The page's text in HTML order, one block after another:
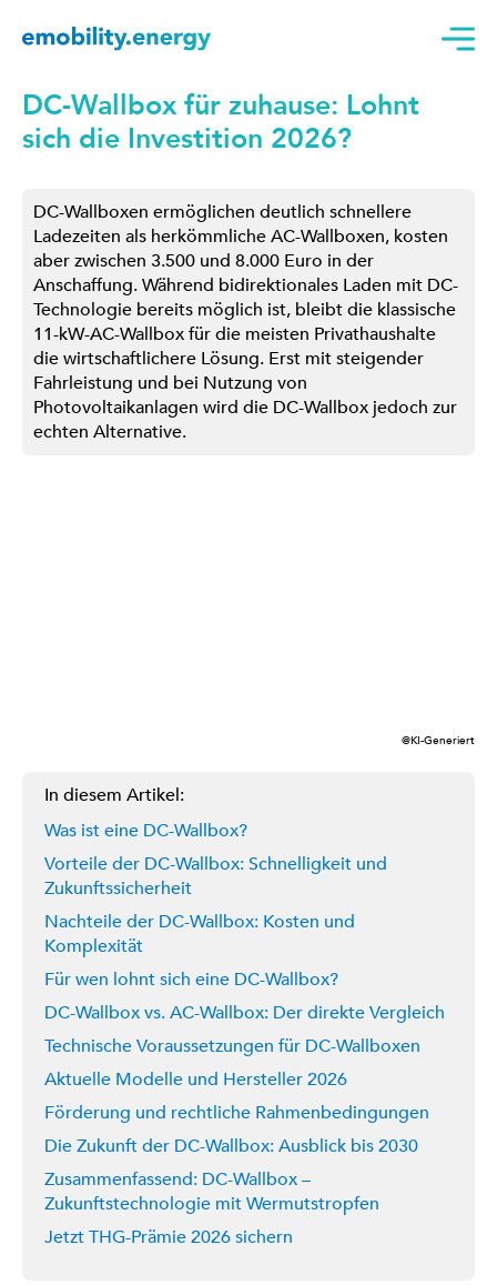
DC-Wallbox für zuhause: Lohnt
sich die Investition 2026?
DC-Wallboxen ermöglichen deutlich schnellere
Ladezeiten als herkömmliche AC-Wallboxen, kosten
aber zwischen 3.500 und 8.000 Euro in der
Anschaffung. Während bidirektionales Laden mit DC-
Technologie bereits möglich ist, bleibt die klassische
11-kW-AC-Wallbox für die meisten Privathaushalte
die wirtschaftlichere Lösung. Erst mit steigender
Fahrleistung und bei Nutzung von
Photovoltaikanlagen wird die DC-Wallbox jedoch zur
echten Alternative.
@KI-Generiert
In diesem Artikel:
Was ist eine DC-Wallbox?
Vorteile der DC-Wallbox: Schnelligkeit und
Zukunftssicherheit
Nachteile der DC-Wallbox: Kosten und
Komplexität
Für wen lohnt sich eine DC-Wallbox?
DC-Wallbox vs. AC-Wallbox: Der direkte Vergleich
Technische Voraussetzungen für DC-Wallboxen
Aktuelle Modelle und Hersteller 2026
Förderung und rechtliche Rahmenbedingungen
Die Zukunft der DC-Wallbox: Ausblick bis 2030
Zusammenfassend: DC-Wallbox –
Zukunftstechnologie mit Wermutstropfen
Jetzt THG-Prämie 2026 sichern